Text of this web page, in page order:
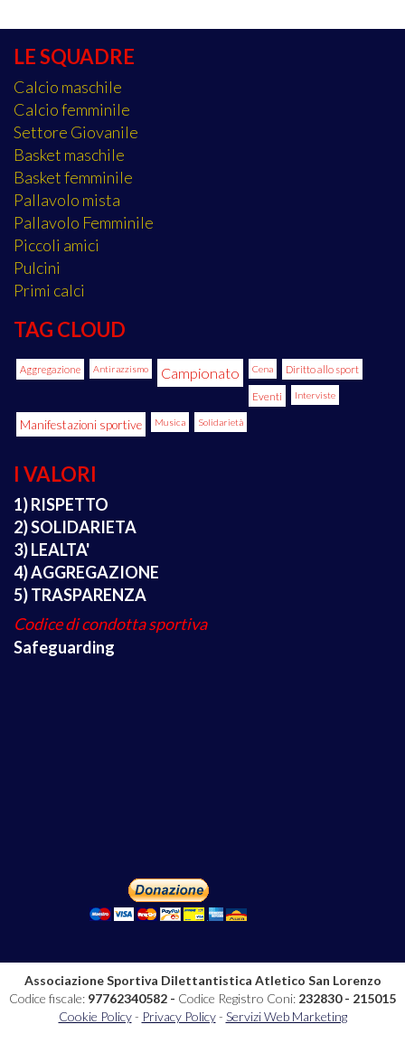
LE SQUADRE
Calcio maschile
Calcio femminile
Settore Giovanile
Basket maschile
Basket femminile
Pallavolo mista
Pallavolo Femminile
Piccoli amici
Pulcini
Primi calci
TAG CLOUD
Aggregazione Antirazzismo Campionato Cena Diritto allo sport
Eventi Interviste
Manifestazioni sportive Musica Solidarietà
I VALORI
1) RISPETTO
2) SOLIDARIETA
3) LEALTA'
4) AGGREGAZIONE
5) TRASPARENZA
Codice di condotta sportiva
Safeguarding
Associazione Sportiva Dilettantistica Atletico San Lorenzo
Codice fiscale: 97762340582 - Codice Registro Coni: 232830 - 215015
Cookie Policy- Privacy Policy- Servizi Web Marketing